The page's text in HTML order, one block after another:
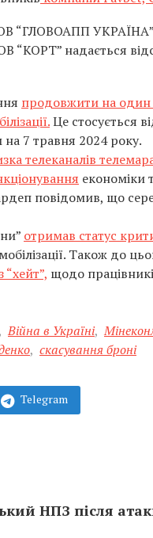
“ГЛОВОАПП
надається
продовжити на один
Це стосується
на 7 травня 2024 року.
телеканалів
економіки
повідомив, що
отримав статус
Також до
щодо
Війна в Україні,
, скасування броні
Telegram
НПЗ після